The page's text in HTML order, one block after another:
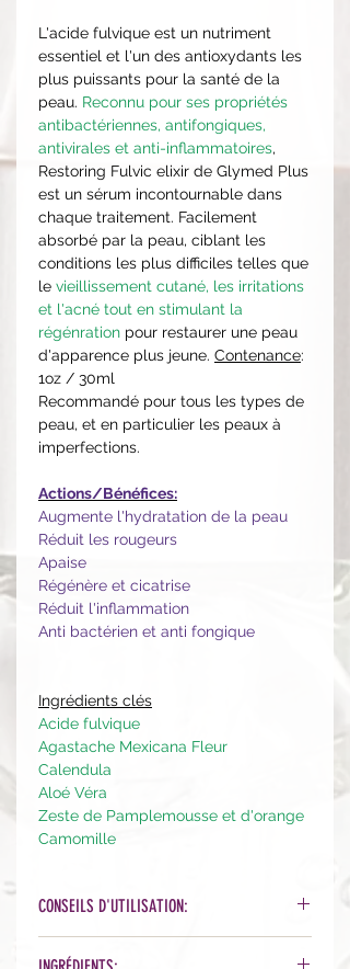
L'acide fulvique est un nutriment
essentiel et l'un des antioxydants les
plus puissants pour la santé de la
peau. Reconnu pour ses propriétés
antibactériennes, antifongiques,
antivirales et anti-inflammatoires,
Restoring Fulvic elixir de Glymed Plus
est un sérum incontournable dans
chaque traitement. Facilement
absorbé par la peau, ciblant les
conditions les plus difficiles telles que
le vieillissement cutané, les irritations
et l'acné tout en stimulant la
régénration pour restaurer une peau
d'apparence plus jeune. Contenance:
1oz / 30ml
Recommandé pour tous les types de
peau, et en particulier les peaux à
imperfections.
Actions/Bénéfices:
Augmente l'hydratation de la peau
Réduit les rougeurs
Apaise
Régénère et cicatrise
Réduit l'inflammation
Anti bactérien et anti fongique
Ingrédients clés
Acide fulvique
Agastache Mexicana Fleur
Calendula
Aloé Véra
Zeste de Pamplemousse et d'orange
Camomille
CONSEILS D'UTILISATION: